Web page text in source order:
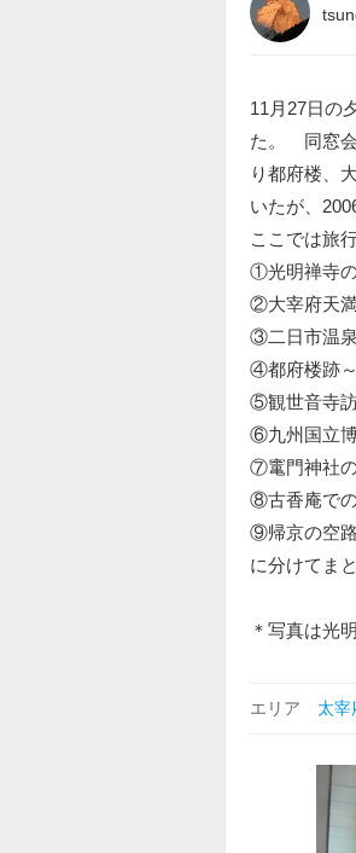
11月27日の
た。 同窓会
り都府楼、
いたが、
ここでは旅
①光明禅寺
②大宰府天
③二日市温
④都府楼跡
⑤観世音寺
⑥九州国立
⑦竃門神社
⑧古香庵で
⑨帰京の空
に分けてま
＊写真は光
エリア 太宰